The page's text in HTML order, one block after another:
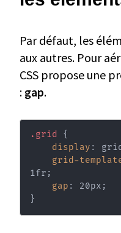
Par défaut, les
aux autres. Pour
CSS propose une
: gap.
.grid
{
display : grid
grid-
1fr ;
gap : 20px ;
}